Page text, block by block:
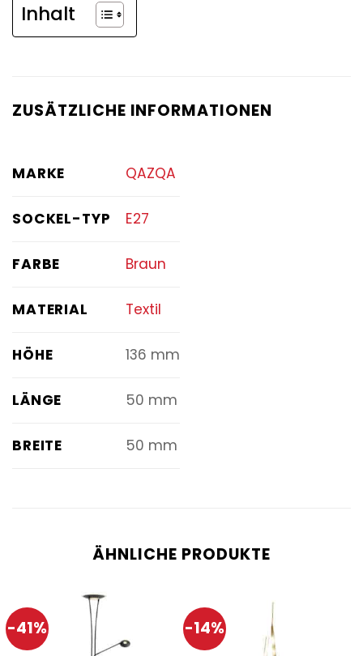
Inhalt
ZUSÄTZLICHE INFORMATIONEN
MARKE QAZQA
SOCKEL-TYP E27
FARBE Braun
MATERIAL Textil
HÖHE 136 mm
LÄNGE 50 mm
BREITE 50 mm
ÄHNLICHE PRODUKTE
-41% -14%